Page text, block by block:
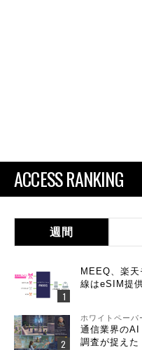
ACCESS RANKING
週間
MEEQ、楽
線はeSIM提
ホワイトペーパ
通信業界の
調査が捉えた